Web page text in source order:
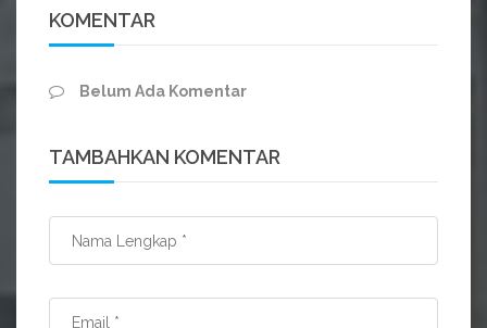
KOMENTAR
Belum Ada Komentar
TAMBAHKAN KOMENTAR